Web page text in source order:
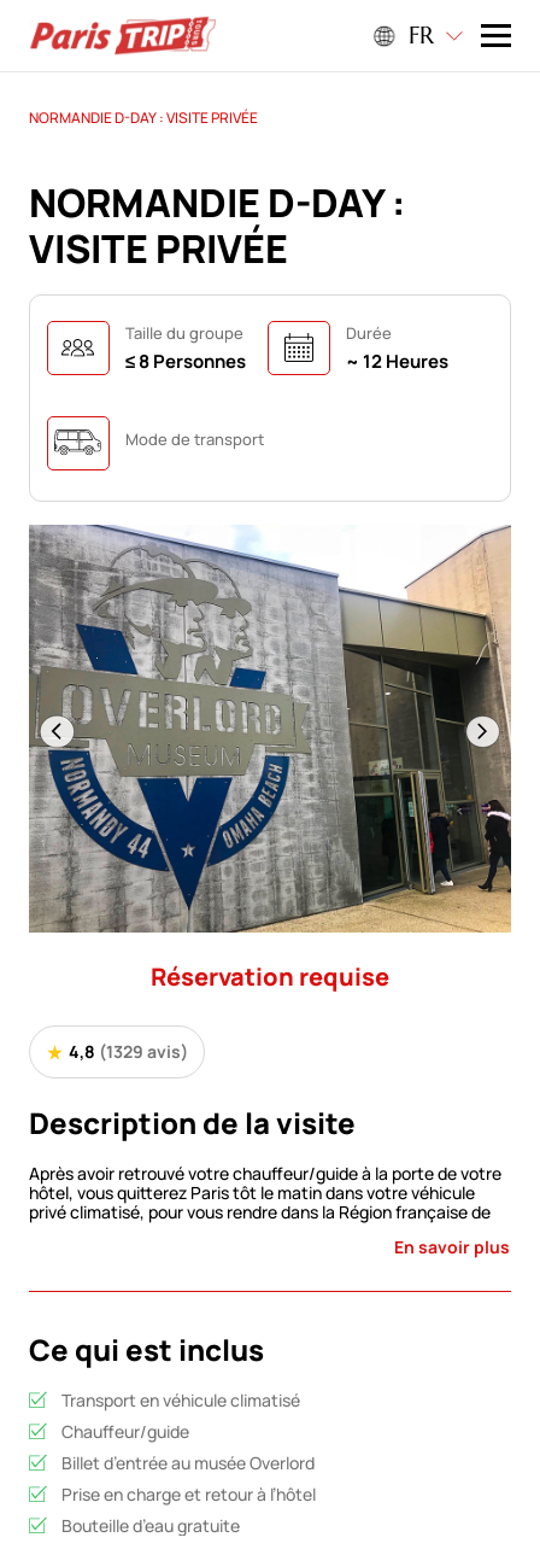
FR
NORMANDIE D-DAY : VISITE PRIVÉE
NORMANDIE D-DAY :
VISITE PRIVÉE
Taille du groupe
≤ 8 Personnes
Durée
~ 12 Heures
Mode de transport
4,8 (1329 avis)
Réservation requise
Description de la visite
Après avoir retrouvé votre chauffeur/guide à la porte de votre
hôtel, vous quitterez Paris tôt le matin dans votre véhicule
privé climatisé, pour vous rendre dans la Région française de
Normandie pour votre excursion d’une journée sur les plages
mètres) où 225 rangers ont débarqué le matin du 6 juin 1944,
Beach et abrite plus de 9 000 croix blanches parfaitement
alignées sur 170 acres. Une chapelle et un mémorial viennent
parfaire ce site émouvant qui permet aux visiteurs de réfléchir
au prix de la guerre.
Après un arrêt pour le déjeuner (non inclus), vous aurez
l’occasion de visiter le musée Overlord, un endroit fabuleux
avec de merveilleux dioramas donnant un excellent aperçu
des événements du D-Day et de toute l’opération Overlord.
Votre excursion se terminera par un retour à Paris, rempli de
souvenirs que vous n’oublierez jamais.
En savoir plus
Ce qui est inclus
Transport en véhicule climatisé
Chauffeur/guide
Billet d’entrée au musée Overlord
Prise en charge et retour à l’hôtel
Bouteille d’eau gratuite